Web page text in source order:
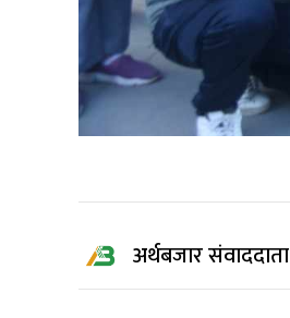
अर्थबजार संवाददाता